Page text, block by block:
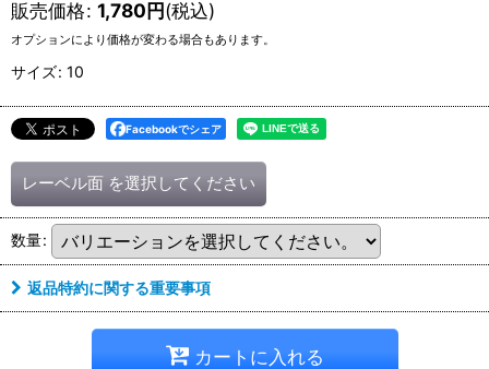
販売価格: 1,780円(税込)
オプションにより価格が変わる場合もあります。
サイズ: 10
Facebookでシェア
レーベル面 を選択してください
数量:
返品特約に関する重要事項
カートに入れる